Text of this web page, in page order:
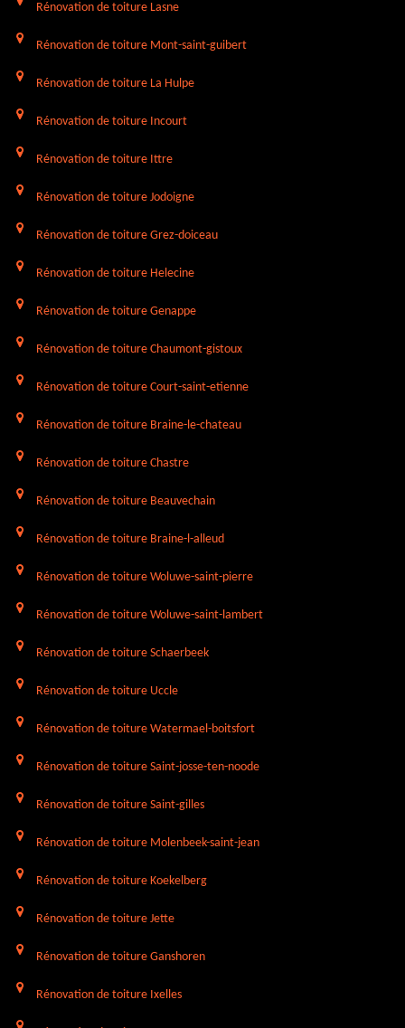
Rénovation de toiture Lasne
Rénovation de toiture Mont-saint-guibert
Rénovation de toiture La Hulpe
Rénovation de toiture Incourt
Rénovation de toiture Ittre
Rénovation de toiture Jodoigne
Rénovation de toiture Grez-doiceau
Rénovation de toiture Helecine
Rénovation de toiture Genappe
Rénovation de toiture Chaumont-gistoux
Rénovation de toiture Court-saint-etienne
Rénovation de toiture Braine-le-chateau
Rénovation de toiture Chastre
Rénovation de toiture Beauvechain
Rénovation de toiture Braine-l-alleud
Rénovation de toiture Woluwe-saint-pierre
Rénovation de toiture Woluwe-saint-lambert
Rénovation de toiture Schaerbeek
Rénovation de toiture Uccle
Rénovation de toiture Watermael-boitsfort
Rénovation de toiture Saint-josse-ten-noode
Rénovation de toiture Saint-gilles
Rénovation de toiture Molenbeek-saint-jean
Rénovation de toiture Koekelberg
Rénovation de toiture Jette
Rénovation de toiture Ganshoren
Rénovation de toiture Ixelles